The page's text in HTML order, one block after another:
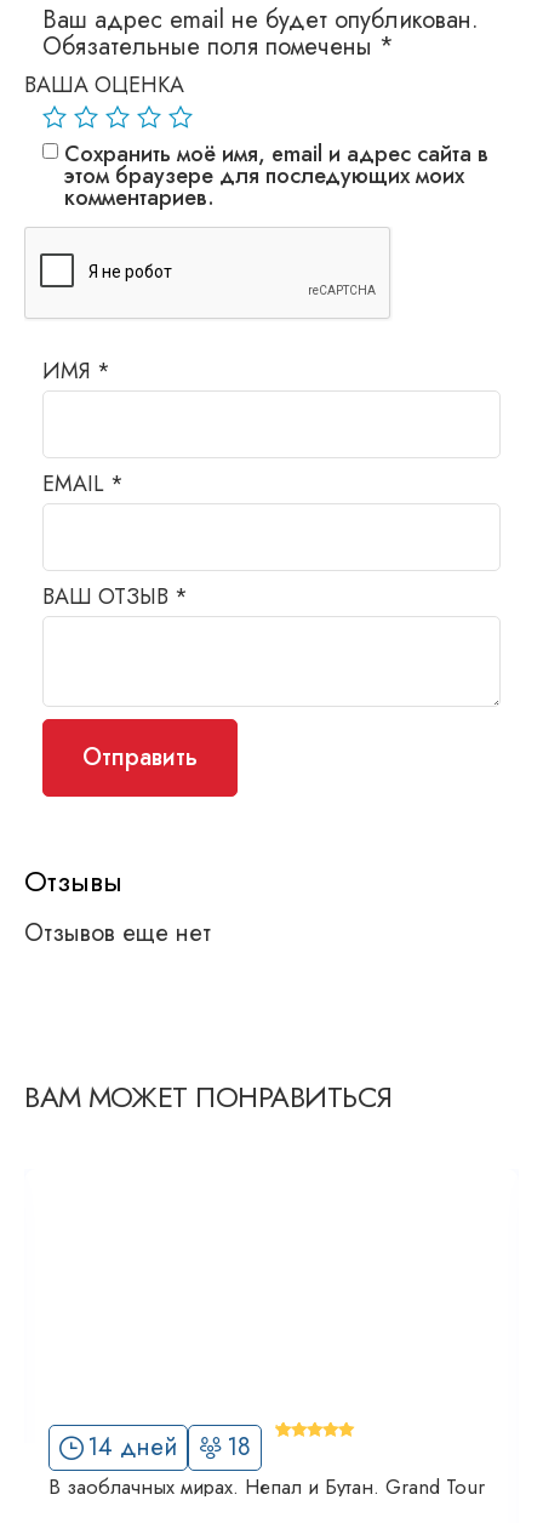
Отзывы
Отзывов еще нет
Ваш адрес email не будет опубликован.
Обязательные поля помечены *
ВАША ОЦЕНКА
ВАШ ОТЗЫВ *
ИМЯ *
EMAIL *
Сохранить моё имя, email и адрес сайта в
этом браузере для последующих моих
комментариев.
ВАМ МОЖЕТ ПОНРАВИТЬСЯ
9 дней 20
Адриатическая симфония, тур-бутик с
дегустациями. GRAND TOUR